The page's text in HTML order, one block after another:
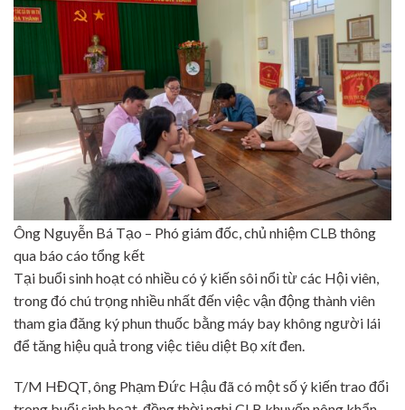
Ông Nguyễn Bá Tạo – Phó giám đốc, chủ nhiệm CLB thông
qua báo cáo tổng kết
Tại buổi sinh hoạt có nhiều có ý kiến sôi nổi từ các Hội viên,
trong đó chú trọng nhiều nhất đến việc vận động thành viên
tham gia đăng ký phun thuốc bằng máy bay không người lái
để tăng hiệu quả trong việc tiêu diệt Bọ xít đen.
T/M HĐQT, ông Phạm Đức Hậu đã có một số ý kiến trao đổi